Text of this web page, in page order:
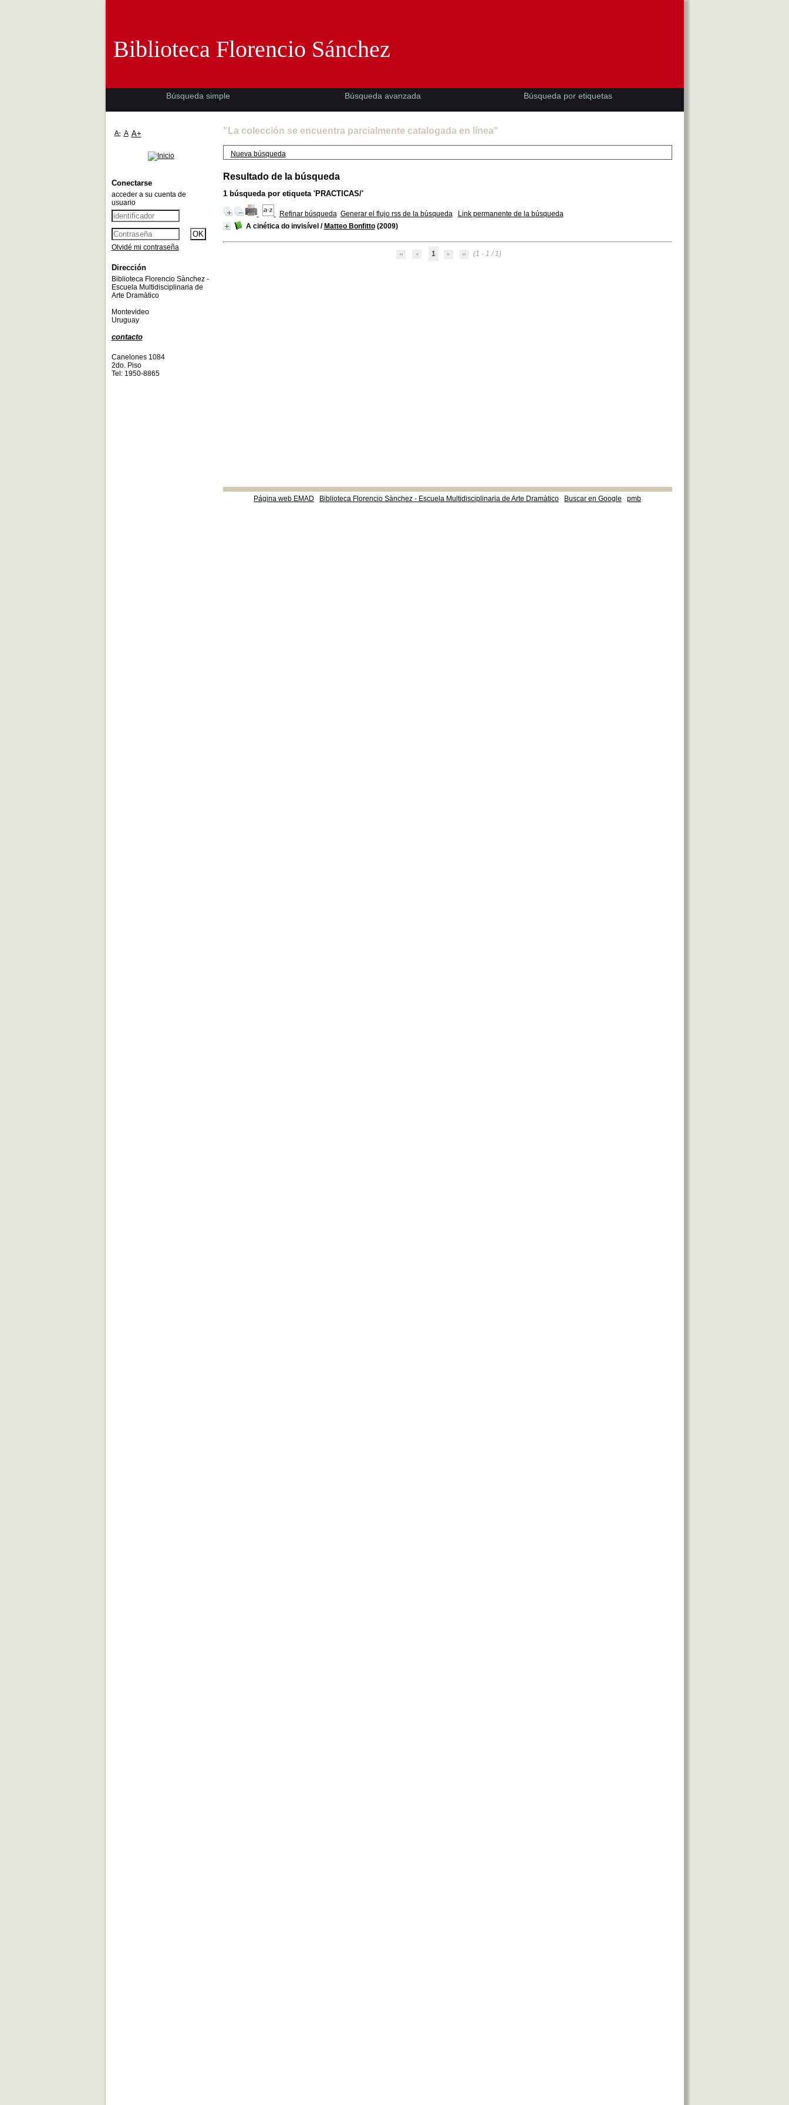
"La colección se encuentra parcialmente catalogada en línea"
Nueva búsqueda
Resultado de la búsqueda
1búsqueda por etiqueta 'PRACTICAS/'
Refinar búsqueda Generar el flujo rss de la búsqueda
Link permanente de la búsqueda
A cinética do invisível / Matteo Bonfitto(2009)
1 (1 - 1 / 1)
Página web EMAD Biblioteca Florencio Sànchez - Escuela Multidisciplinaria de Arte Dramàtico Buscar en Google pmb
Biblioteca Florencio Sánchez
Búsqueda simple Búsqueda avanzada Búsqueda por etiquetas
A- A A+
Conectarse
acceder a su cuenta de
usuario
Olvidé mi contraseña
Dirección
Biblioteca Florencio Sànchez -
Escuela Multidisciplinaria de
Arte Dramàtico
Montevideo
Uruguay
contacto
Canelones 1084
2do. Piso
Tel: 1950-8865